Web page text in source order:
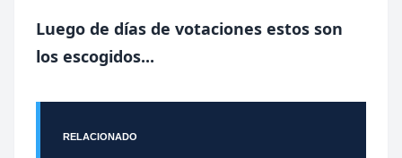
Luego de días de votaciones estos son
los escogidos...
RELACIONADO